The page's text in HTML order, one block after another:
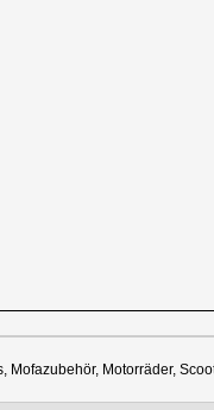
Mofazubehör, Motorräder,